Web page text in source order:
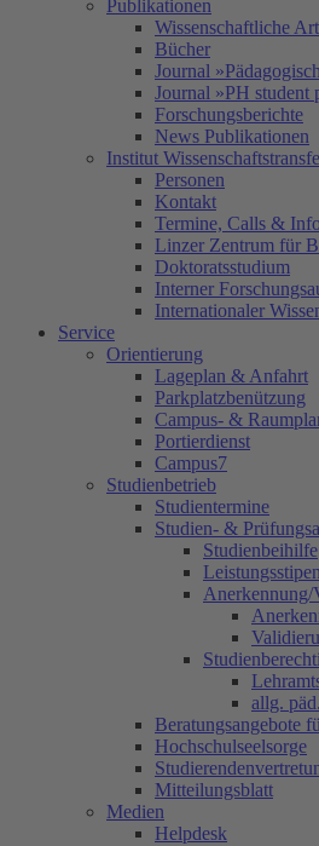
Publikationen
Wissenschaftliche
Bücher
Journal
Journal »PH student
Forschungsberichte
News Publikationen
Institut
Personen
Kontakt
Termine, Calls &
Linzer Zentrum für
Doktoratsstudium
Interner
Internationaler
Service
Orientierung
Lageplan & Anfahrt
Parkplatzbenützung
Campus- &
Portierdienst
Campus7
Studienbetrieb
Studientermine
Studien- &
Studienbeihilfe
Anerkennung/
allg.
Beratungsangebote
Hochschulseelsorge
Mitteilungsblatt
Medien
Helpdesk